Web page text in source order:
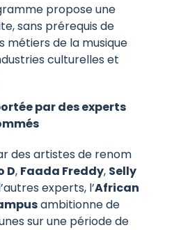
propose une
sans prérequis de
métiers de la musique
culturelles et
par des experts
des artistes de renom
D, Faada Freddy, Selly
experts, l’African
ambitionne de
sur une période de